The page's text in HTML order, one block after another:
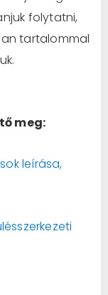
folytatni,
tartalommal
meg:
leírása,